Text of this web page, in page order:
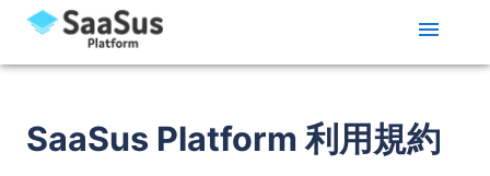
SaaSus Platform 利用規約